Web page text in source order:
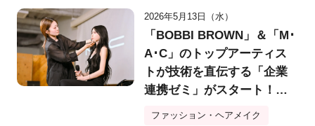
2026年5月13日（水）
「BOBBI BROWN」＆「M･
A･C」のトップアーティス
トが技術を直伝する「企業
連携ゼミ」がスタート！人
気インフルエンサー・月姫
ファッション・ヘアメイク